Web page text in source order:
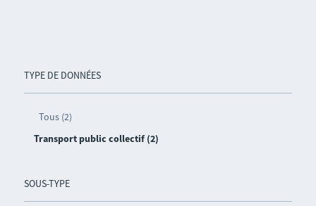
TYPE DE DONNÉES
Tous (2)
Transport public collectif (2)
SOUS-TYPE